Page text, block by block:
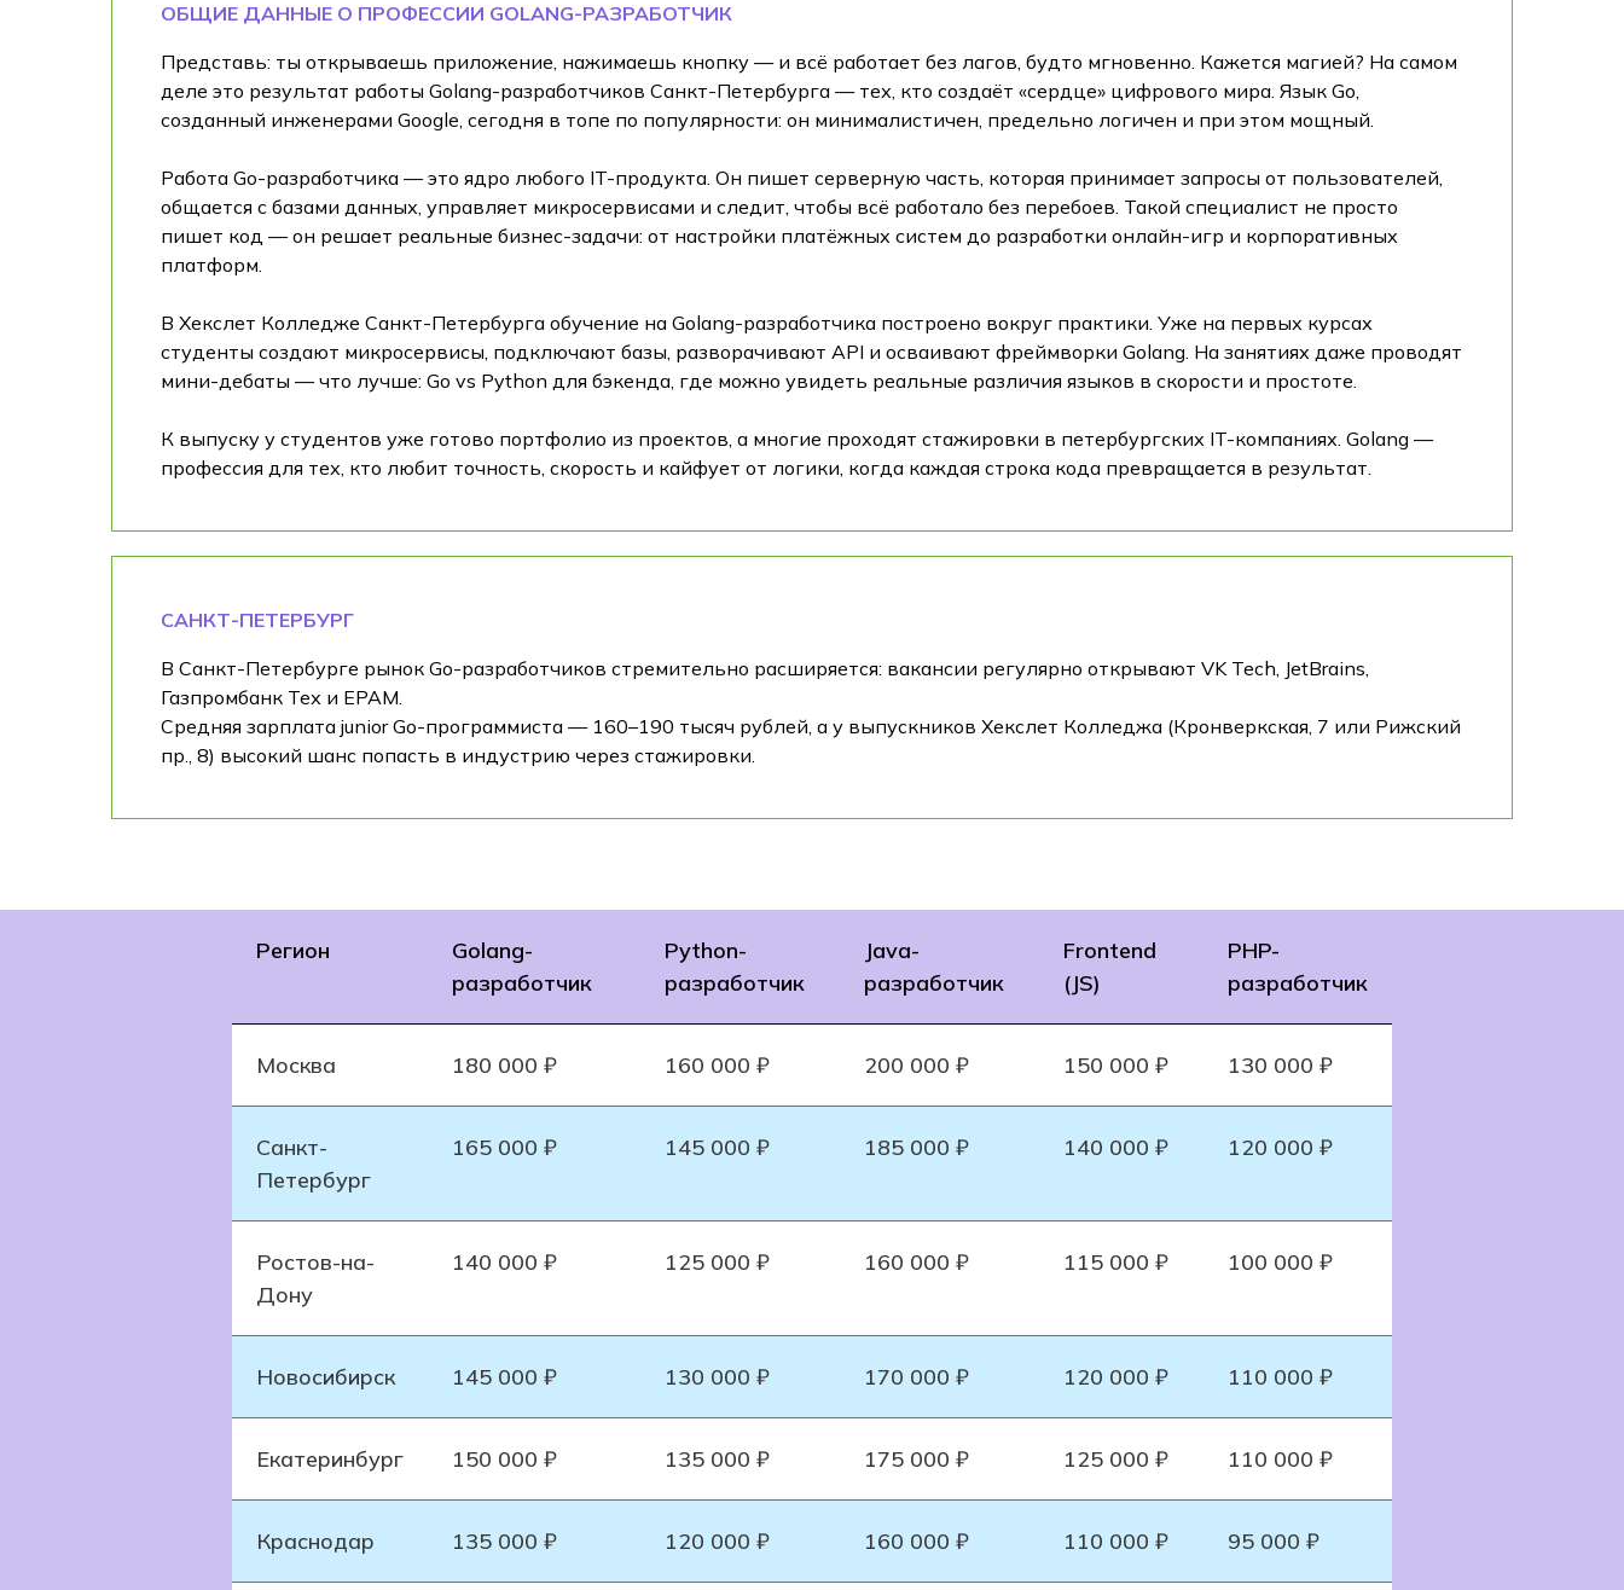
ОБЩИЕ ДАННЫЕ О ПРОФЕССИИ GOLANG-РАЗРАБОТЧИК
Представь: ты открываешь приложение, нажимаешь кнопку — и всё работает без лагов, будто мгновенно. Кажется магией? На самом
деле это результат работы Golang-разработчиков Санкт-Петербурга — тех, кто создаёт «сердце» цифрового мира. Язык Go,
созданный инженерами Google, сегодня в топе по популярности: он минималистичен, предельно логичен и при этом мощный.
Работа Go-разработчика — это ядро любого IT-продукта. Он пишет серверную часть, которая принимает запросы от пользователей,
общается с базами данных, управляет микросервисами и следит, чтобы всё работало без перебоев. Такой специалист не просто
пишет код — он решает реальные бизнес-задачи: от настройки платёжных систем до разработки онлайн-игр и корпоративных
платформ.
В Хекслет Колледже Санкт-Петербурга обучение на Golang-разработчика построено вокруг практики. Уже на первых курсах
студенты создают микросервисы, подключают базы, разворачивают API и осваивают фреймворки Golang. На занятиях даже проводят
мини-дебаты — что лучше: Go vs Python для бэкенда, где можно увидеть реальные различия языков в скорости и простоте.
К выпуску у студентов уже готово портфолио из проектов, а многие проходят стажировки в петербургских IT-компаниях. Golang —
профессия для тех, кто любит точность, скорость и кайфует от логики, когда каждая строка кода превращается в результат.
САНКТ-ПЕТЕРБУРГ
В Санкт-Петербурге рынок Go-разработчиков стремительно расширяется: вакансии регулярно открывают VK Tech, JetBrains,
Газпромбанк Тех и EPAM.
Средняя зарплата junior Go-программиста — 160–190 тысяч рублей, а у выпускников Хекслет Колледжа (Кронверкская, 7 или Рижский
пр., 8) высокий шанс попасть в индустрию через стажировки.
Регион
Golang-
разработчик
Python-
разработчик
Java-
разработчик
Frontend
(JS)
PHP-
разработчик
Москва 180 000 ₽ 160 000 ₽ 200 000 ₽ 150 000 ₽ 130 000 ₽
Санкт-
Петербург
165 000 ₽ 145 000 ₽ 185 000 ₽ 140 000 ₽ 120 000 ₽
Ростов-на-
Дону
140 000 ₽ 125 000 ₽ 160 000 ₽ 115 000 ₽ 100 000 ₽
Новосибирск 145 000 ₽ 130 000 ₽ 170 000 ₽ 120 000 ₽ 110 000 ₽
Екатеринбург 150 000 ₽ 135 000 ₽ 175 000 ₽ 125 000 ₽ 110 000 ₽
Краснодар 135 000 ₽ 120 000 ₽ 160 000 ₽ 110 000 ₽ 95 000 ₽